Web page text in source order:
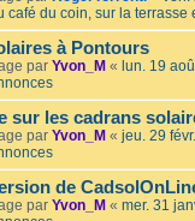
café du coin, sur la terrasse
à Pontours
par Yvon_M « lun. 19
sur les cadrans
par Yvon_M « jeu. 29
de
par Yvon_M « mer. 31